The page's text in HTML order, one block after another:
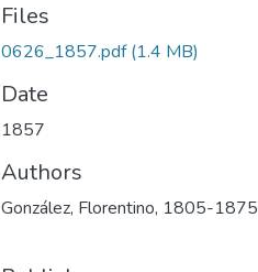
Files
0626_1857.pdf(1.4 MB)
Date
1857
Authors
González, Florentino, 1805-1875